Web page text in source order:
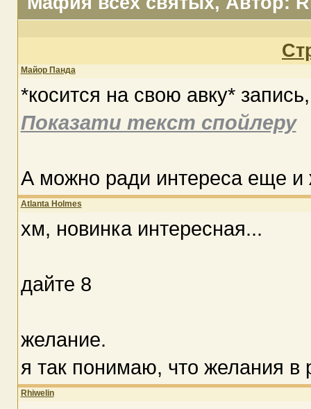
Майор Панда
*косится на свою авку*
Показати текст спойлеру
А можно ради интереса еще и
Atlanta Holmes
хм, новинка интересная...
дайте 8
желание.
я так понимаю, что желания
Rhiwelin